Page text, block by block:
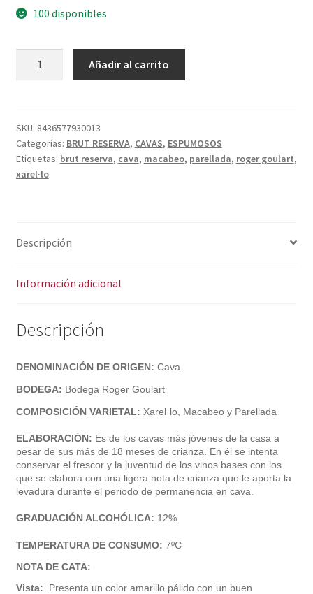
100 disponibles
cantidad
Añadir al carrito
n
a
SKU: 8436577930013
Categorías: BRUT RESERVA, CAVAS, ESPUMOSOS
Etiquetas: brut reserva, cava, macabeo, parellada, roger goulart,
xarel·lo
Descripción
Información adicional
Descripción
DENOMINACIÓN DE ORIGEN: Cava.
BODEGA: Bodega Roger Goulart
COMPOSICIÓN VARIETAL: Xarel·lo, Macabeo y Parellada
ELABORACIÓN: Es de los cavas más jóvenes de la casa a
pesar de sus más de 18 meses de crianza. En él se intenta
conservar el frescor y la juventud de los vinos bases con los
que se elabora con una ligera nota de crianza que le aporta la
levadura durante el periodo de permanencia en cava.
GRADUACIÓN ALCOHÓLICA: 12%
TEMPERATURA DE CONSUMO: 7ºC
NOTA DE CATA:
Vista:
Presenta un color amarillo pálido con un buen